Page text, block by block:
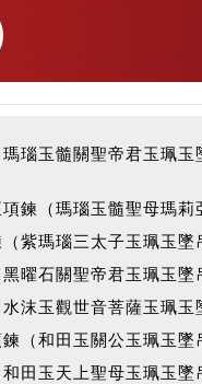
瑙玉髓關聖帝君玉珮玉
鍊（瑪瑙玉髓聖母瑪莉
紫瑪瑙三太子玉珮玉墜
曜石關聖帝君玉珮玉墜
沫玉觀世音菩薩玉珮玉
（和田玉關公玉珮玉墜
田玉天上聖母玉珮玉墜